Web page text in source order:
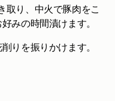
取り、中火で豚肉をこ
みの時間漬けます。
りを振りかけます。